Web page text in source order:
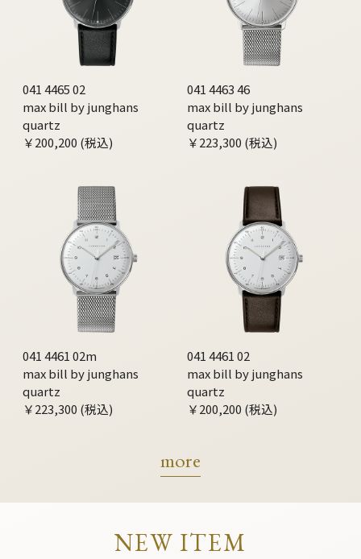
041 4465 02
max bill by junghans
quartz
￥200,200 (税込)
041 4463 46
max bill by junghans
quartz
￥223,300 (税込)
041 4461 02m
max bill by junghans
quartz
￥223,300 (税込)
041 4461 02
max bill by junghans
quartz
￥200,200 (税込)
more
NEW ITEM